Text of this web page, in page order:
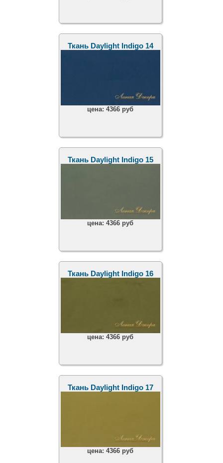
Ткань Daylight Indigo 14
цена:4366 руб
Ткань Daylight Indigo 15
цена:4366 руб
Ткань Daylight Indigo 16
цена:4366 руб
Ткань Daylight Indigo 17
цена:4366 руб